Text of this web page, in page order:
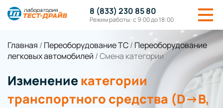
8 (833) 230 85 80
Режим работы: с 9:00 до 18:00
Главная / Переоборудование ТС/ Переоборудование
легковых автомобилей /Смена категории
Изменениекатегории
транспортного средства (D→B,